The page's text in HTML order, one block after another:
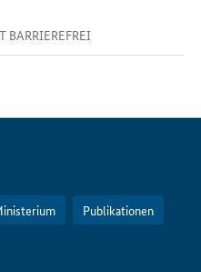
BARRIEREFREI
Publikationen